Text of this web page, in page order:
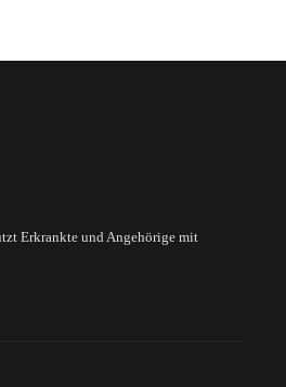
Erkrankte und Angehörige mit